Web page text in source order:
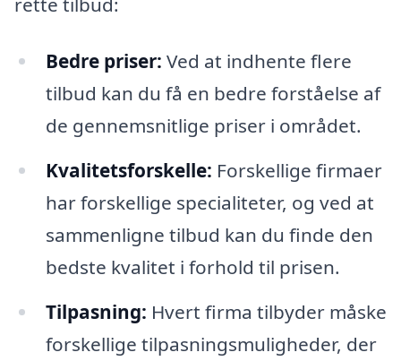
Bedre priser: Ved at indhente flere
tilbud kan du få en bedre forståelse af
de gennemsnitlige priser i området.
Kvalitetsforskelle: Forskellige firmaer
har forskellige specialiteter, og ved at
sammenligne tilbud kan du finde den
bedste kvalitet i forhold til prisen.
Tilpasning: Hvert firma tilbyder måske
forskellige tilpasningsmuligheder, der